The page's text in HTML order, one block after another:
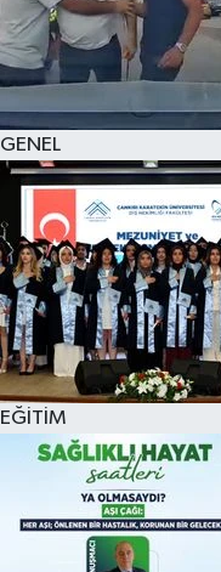
GENEL
EĞİTİM
KÜLTÜR SANAT
SAĞLIK
SİYASET
SPOR
TEKNOLOJİ
VİZYONDAKİLER
YAŞAM